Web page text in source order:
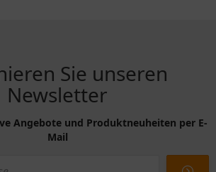
Sie unseren
Newsletter
Angebote und Produktneuheiten per E-
Mail